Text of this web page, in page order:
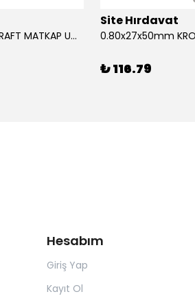
0.30mm DIN338 DRILLCRAFT MATKAP UCU HSS 10 Adet
Site Hırdavat
₺ 116.79
Hesabım
Giriş Yap
Kayıt Ol